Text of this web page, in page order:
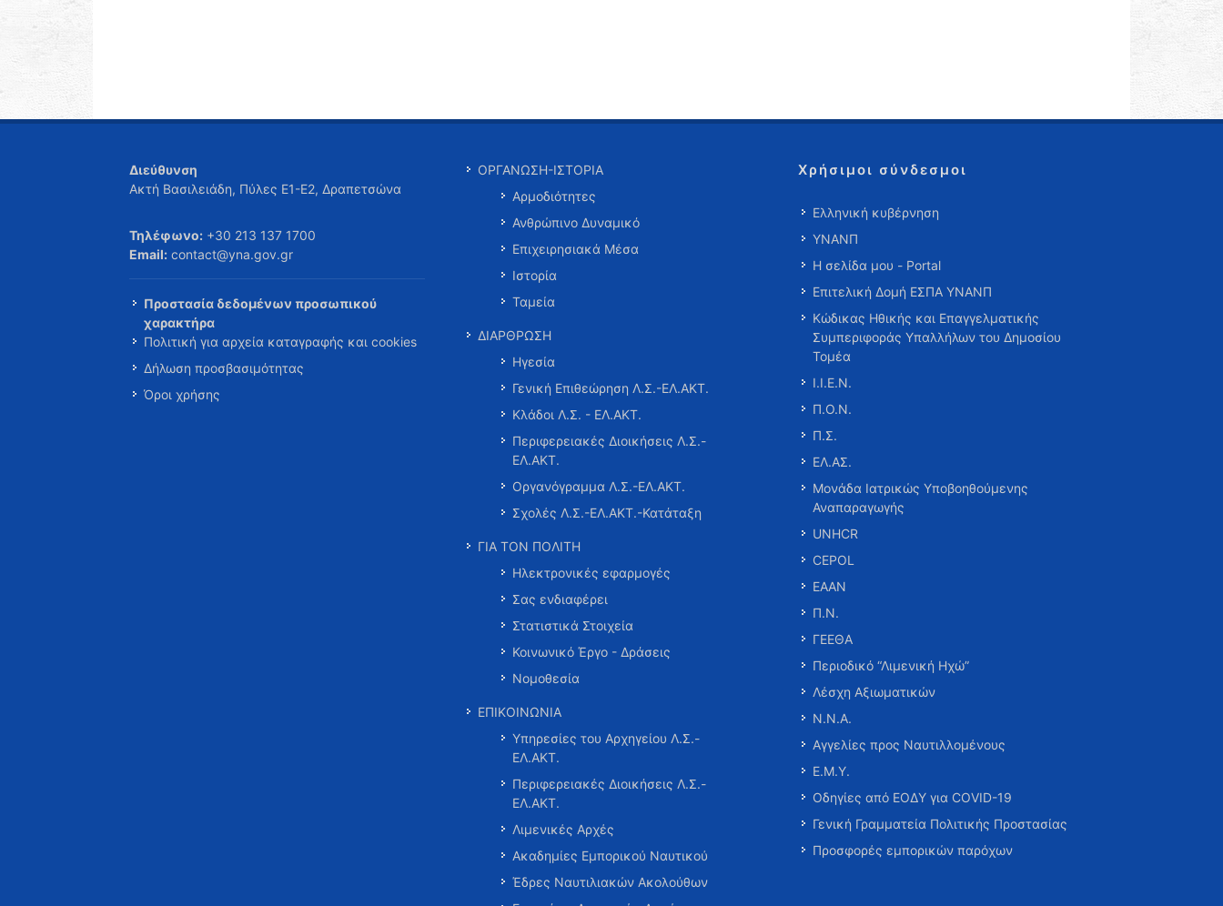
Διεύθυνση
Ακτή Βασιλειάδη, Πύλες Ε1-Ε2, Δραπετσώνα
Τηλέφωνο: +30 213 137 1700
Email: contact@yna.gov.gr
Προστασία δεδομένων προσωπικού
χαρακτήρα
Πολιτική για αρχεία καταγραφής και cookies
Δήλωση προσβασιμότητας
Όροι χρήσης
ΟΡΓΑΝΩΣΗ-ΙΣΤΟΡΙΑ
Αρμοδιότητες
Ανθρώπινο Δυναμικό
Επιχειρησιακά Μέσα
Ιστορία
Ταμεία
ΔΙΑΡΘΡΩΣΗ
Ηγεσία
Γενική Επιθεώρηση Λ.Σ.-ΕΛ.ΑΚΤ.
Κλάδοι Λ.Σ. - ΕΛ.ΑΚΤ.
Περιφερειακές Διοικήσεις Λ.Σ.-
ΕΛ.ΑΚΤ.
Οργανόγραμμα Λ.Σ.-ΕΛ.ΑΚΤ.
Σχολές Λ.Σ.-ΕΛ.ΑΚΤ.-Κατάταξη
ΓΙΑ ΤΟΝ ΠΟΛΙΤΗ
Ηλεκτρονικές εφαρμογές
Σας ενδιαφέρει
Στατιστικά Στοιχεία
Κοινωνικό Έργο - Δράσεις
Νομοθεσία
ΕΠΙΚΟΙΝΩΝΙΑ
Υπηρεσίες του Αρχηγείου Λ.Σ.-
ΕΛ.ΑΚΤ.
Περιφερειακές Διοικήσεις Λ.Σ.-
ΕΛ.ΑΚΤ.
Λιμενικές Αρχές
Ακαδημίες Εμπορικού Ναυτικού
Έδρες Ναυτιλιακών Ακολούθων
Χρήσιμοι σύνδεσμοι
Ελληνική κυβέρνηση
ΥΝΑΝΠ
Η σελίδα μου - Portal
Επιτελική Δομή ΕΣΠΑ ΥΝΑΝΠ
Κώδικας Ηθικής και Επαγγελματικής
Συμπεριφοράς Υπαλλήλων του Δημοσίου
Τομέα
Ι.Ι.Ε.Ν.
Π.Ο.Ν.
Π.Σ.
ΕΛ.ΑΣ.
Μονάδα Ιατρικώς Υποβοηθούμενης
Αναπαραγωγής
UNHCR
CEPOL
ΕΑΑΝ
Π.Ν.
ΓΕΕΘΑ
Περιοδικό “Λιμενική Ηχώ”
Λέσχη Αξιωματικών
Ν.Ν.Α.
Αγγελίες προς Ναυτιλλομένους
Ε.Μ.Υ.
Οδηγίες από ΕΟΔΥ για COVID-19
Γενική Γραμματεία Πολιτικής Προστασίας
Προσφορές εμπορικών παρόχων